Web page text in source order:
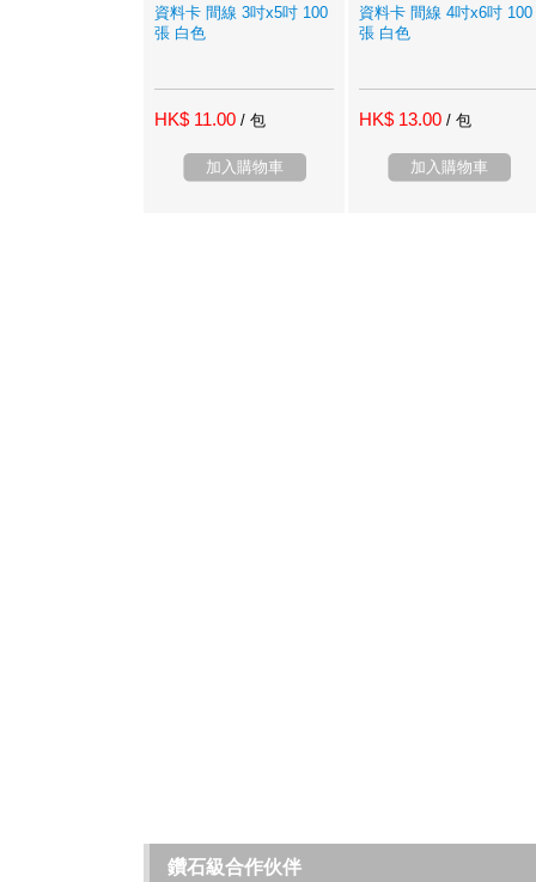
資料卡 間線 3吋x5吋 100
張 白色
HK$ 11.00 / 包
加入購物車
資料卡 間線 4吋x6吋 100
張 白色
HK$ 13.00 / 包
加入購物車
鑽石級合作伙伴